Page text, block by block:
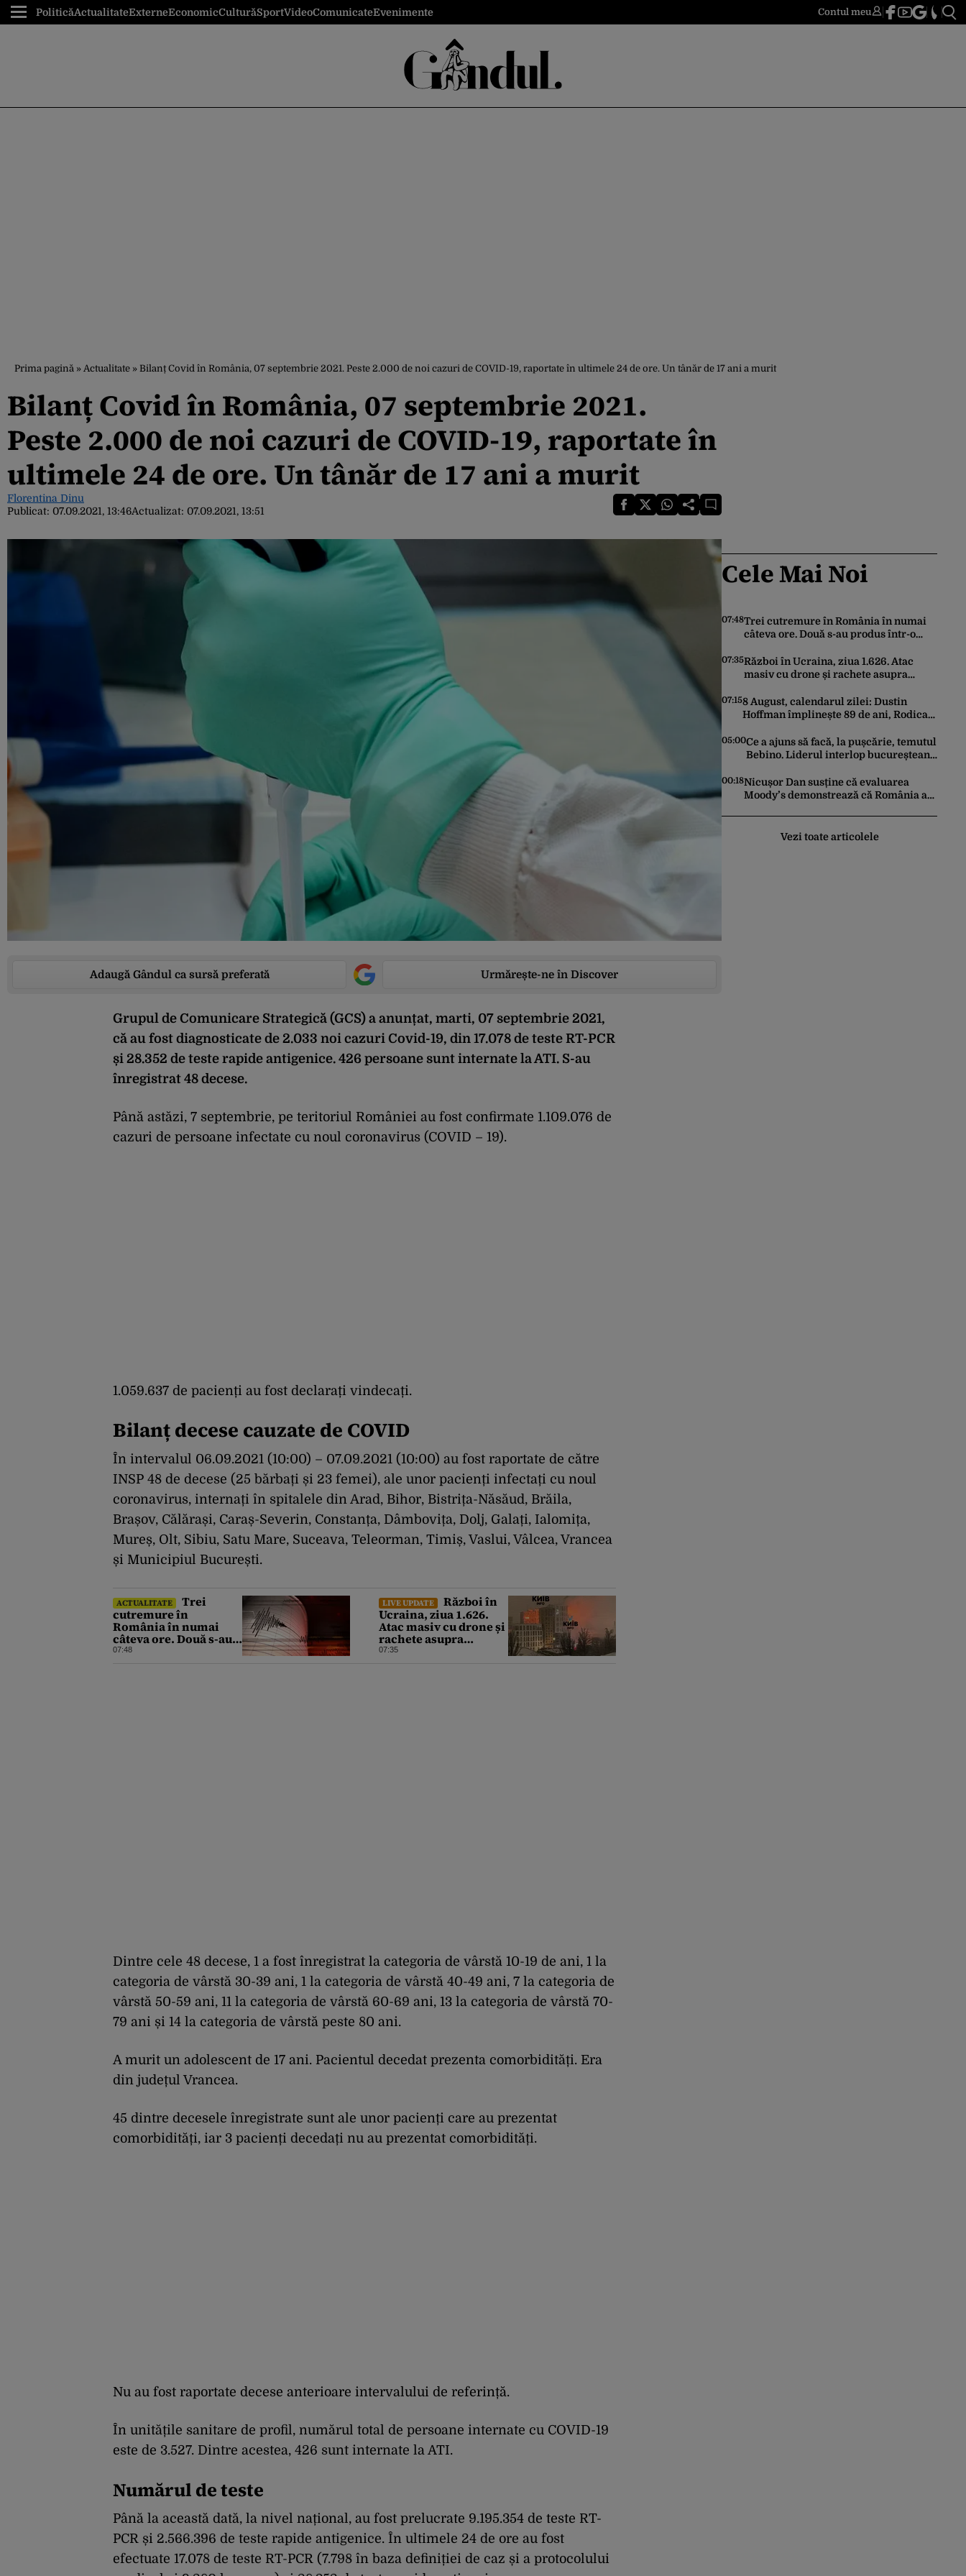
PoliticăActualitateExterneEconomicCulturăSportVideoComunicateEvenimente Contul meu
Prima pagină » Actualitate » Bilanț Covid în România, 07 septembrie 2021. Peste 2.000 de noi cazuri de COVID-19, raportate în ultimele 24 de ore. Un tânăr de 17 ani a murit
Bilanț Covid în România, 07 septembrie 2021.
Peste 2.000 de noi cazuri de COVID-19, raportate în
ultimele 24 de ore. Un tânăr de 17 ani a murit
Florentina Dinu
Publicat: 07.09.2021, 13:46Actualizat: 07.09.2021, 13:51
Adaugă Gândul ca sursă preferată Urmărește-ne în Discover
Grupul de Comunicare Strategică (GCS) a anunțat, marti, 07 septembrie 2021,
că au fost diagnosticate de 2.033 noi cazuri Covid-19, din 17.078 de teste RT-PCR
și 28.352 de teste rapide antigenice. 426 persoane sunt internate la ATI. S-au
înregistrat 48 decese.
Până astăzi, 7 septembrie, pe teritoriul României au fost confirmate 1.109.076 de
cazuri de persoane infectate cu noul coronavirus (COVID – 19).
1.059.637 de pacienți au fost declarați vindecați.
Bilanț decese cauzate de COVID
În intervalul 06.09.2021 (10:00) – 07.09.2021 (10:00) au fost raportate de către
INSP 48 de decese (25 bărbați și 23 femei), ale unor pacienți infectați cu noul
coronavirus, internați în spitalele din Arad, Bihor, Bistrița-Năsăud, Brăila,
Brașov, Călărași, Caraș-Severin, Constanța, Dâmbovița, Dolj, Galați, Ialomița,
Mureș, Olt, Sibiu, Satu Mare, Suceava, Teleorman, Timiș, Vaslui, Vâlcea, Vrancea
și Municipiul București.
ACTUALITATE
Trei
cutremure în
România în numai
câteva ore. Două s-au
produs într-o zonă
07:48
LIVE UPDATE
Război în
Ucraina, ziua 1.626.
Atac masiv cu drone și
rachete asupra
Kievului. Trei
07:35
Dintre cele 48 decese, 1 a fost înregistrat la categoria de vârstă 10-19 de ani, 1 la
categoria de vârstă 30-39 ani, 1 la categoria de vârstă 40-49 ani, 7 la categoria de
vârstă 50-59 ani, 11 la categoria de vârstă 60-69 ani, 13 la categoria de vârstă 70-
79 ani și 14 la categoria de vârstă peste 80 ani.
A murit un adolescent de 17 ani. Pacientul decedat prezenta comorbidități. Era
din județul Vrancea.
45 dintre decesele înregistrate sunt ale unor pacienți care au prezentat
comorbidități, iar 3 pacienți decedați nu au prezentat comorbidități.
Nu au fost raportate decese anterioare intervalului de referință.
În unitățile sanitare de profil, numărul total de persoane internate cu COVID-19
este de 3.527. Dintre acestea, 426 sunt internate la ATI.
Numărul de teste
Până la această dată, la nivel național, au fost prelucrate 9.195.354 de teste RT-
PCR și 2.566.396 de teste rapide antigenice. În ultimele 24 de ore au fost
efectuate 17.078 de teste RT-PCR (7.798 în baza definiției de caz și a protocolului
Cele Mai Noi
07:48Trei cutremure în România în numai
câteva ore. Două s-au produs într-o
07:35Război în Ucraina, ziua 1.626. Atac
masiv cu drone și rachete asupra
07:158 August, calendarul zilei: Dustin
Hoffman împlinește 89 de ani, Rodica
Ghenea face 39 de ani
05:00Ce a ajuns să facă, la pușcărie, temutul
Bebino. Liderul interlop bucureștean,
00:18Nicușor Dan susține că evaluarea
Moody’s demonstrează că România a
perspectiva rămâne rezervată”
Vezi toate articolele